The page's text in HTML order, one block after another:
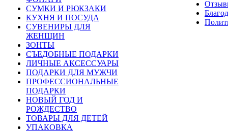
СУМКИ И РЮКЗАКИ
КУХНЯ И ПОСУДА
СУВЕНИРЫ ДЛЯ
ЖЕНЩИН
ЗОНТЫ
СЪЕДОБНЫЕ ПОДАРКИ
ЛИЧНЫЕ АКСЕССУАРЫ
ПОДАРКИ ДЛЯ МУЖЧИ
ПРОФЕССИОНАЛЬНЫЕ
ПОДАРКИ
НОВЫЙ ГОД И
РОЖДЕСТВО
ТОВАРЫ ДЛЯ ДЕТЕЙ
УПАКОВКА